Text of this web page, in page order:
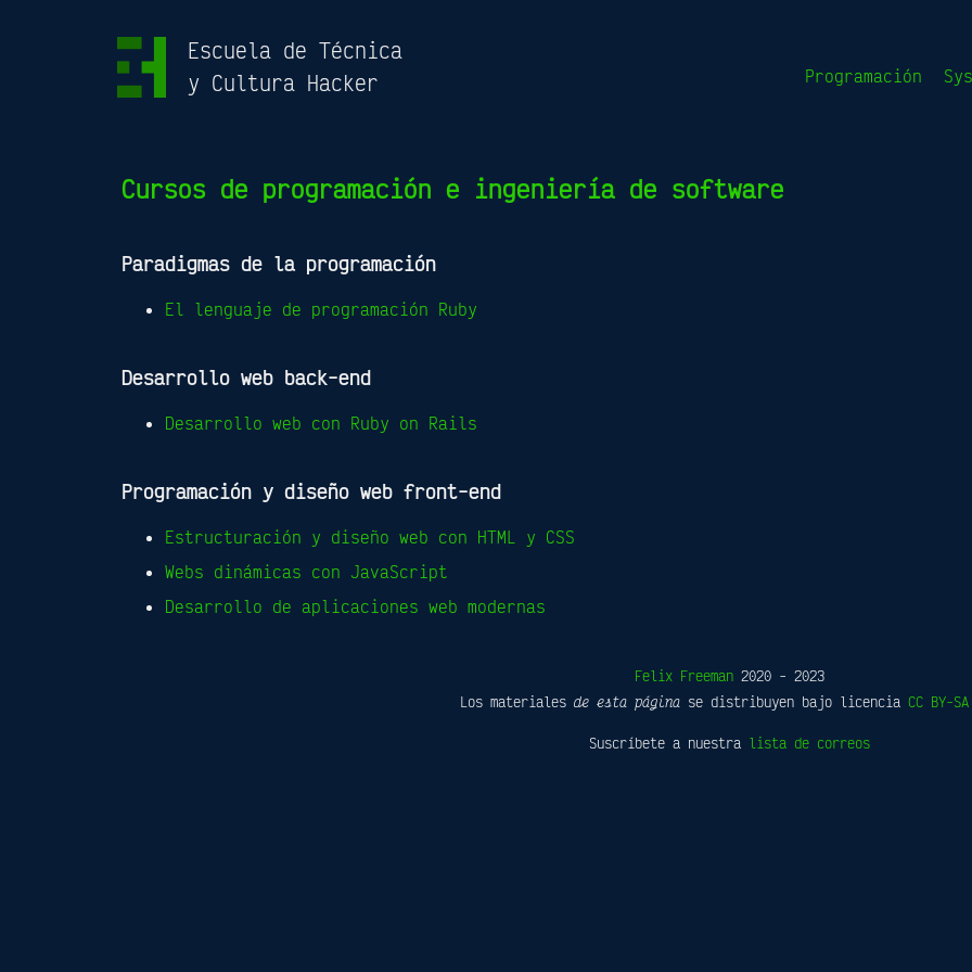
Escuela de Técnica
y Cultura Hacker
Programación
Cursos de programación e ingeniería de software
Paradigmas de la programación
El lenguaje de programación Ruby
Desarrollo web back-end
Desarrollo web con Ruby on Rails
Programación y diseño web front-end
Estructuración y diseño web con HTML y CSS
Webs dinámicas con JavaScript
Desarrollo de aplicaciones web modernas
Felix Freeman2020 - 2023
Los materiales de esta páginase distribuyen bajo licencia CC BY-
Suscríbete a nuestra lista de correos